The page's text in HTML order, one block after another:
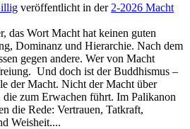
veröffentlicht in der 2-2026 Macht
das Wort Macht hat keinen guten
Dominanz und Hierarchie. Nach dem
gegen andere. Wer von Macht
Und doch ist der Buddhismus –
der Macht. Nicht der Macht über
die zum Erwachen führt. Im Palikanon
die Rede: Vertrauen, Tatkraft,
Weisheit....